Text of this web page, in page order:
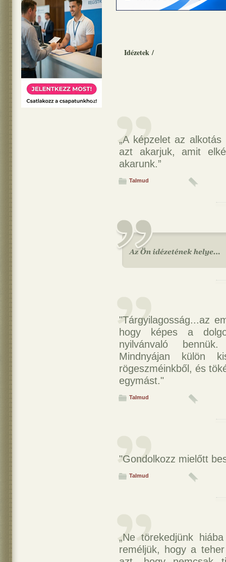
Idézetek /
„A képzelet az
azt akarjuk, amit
akarunk.”
Talmud
"Tárgyilagosság...az
hogy képes a
nyilvánvaló
Mindnyájan külön
rögeszméinkből, és
egymást."
Talmud
"Gondolkozz mielőtt
Talmud
„Ne törekedjünk
reméljük, hogy a